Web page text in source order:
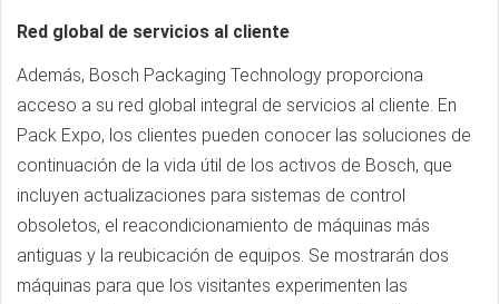
Red global de servicios al cliente
Además, Bosch Packaging Technology proporciona
acceso a su red global integral de servicios al cliente. En
Pack Expo, los clientes pueden conocer las soluciones de
continuación de la vida útil de los activos de Bosch, que
incluyen actualizaciones para sistemas de control
obsoletos, el reacondicionamiento de máquinas más
antiguas y la reubicación de equipos. Se mostrarán dos
máquinas para que los visitantes experimenten las